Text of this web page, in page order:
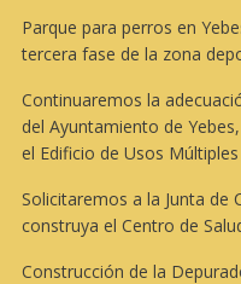
Parque para perros en
tercera fase de la zona
Continuaremos la
del Ayuntamiento de
el Edificio de Usos
Solicitaremos a la Junta de
construya el Centro de
Construcción de la